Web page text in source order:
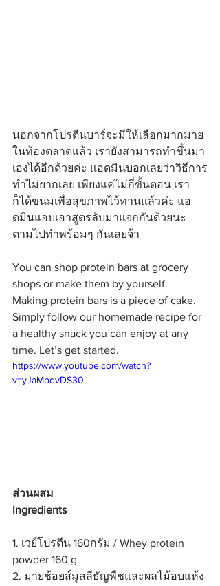
นอกจากโปรตีนบาร์จะมีให้เลือกมากมาย
ในท้องตลาดแล้ว เรายังสามารถทำขึ้นมา
เองได้อีกด้วยค่ะ แอดมินบอกเลยว่าวิธีการ
ทำไม่ยากเลย เพียงแค่ไม่กี่ขั้นตอน เรา
ก็ได้ขนมเพื่อสุขภาพไว้ทานแล้วค่ะ แอ
ดมินแอบเอาสูตรลับมาแจกกันด้วยนะ
ตามไปทำพร้อมๆ กันเลยจ้า
You can shop protein bars at grocery
shops or make them by yourself.
Making protein bars is a piece of cake.
Simply follow our homemade recipe for
a healthy snack you can enjoy at any
time. Let’s get started.
https://www.youtube.com/watch?
v=yJaMbdvDS30
ส่วนผสม
Ingredients
1. เวย์โปรตีน 160กรัม / Whey protein
powder 160 g.
2. มายช้อยส์มูสลีธัญพืชและผลไม้อบแห้ง